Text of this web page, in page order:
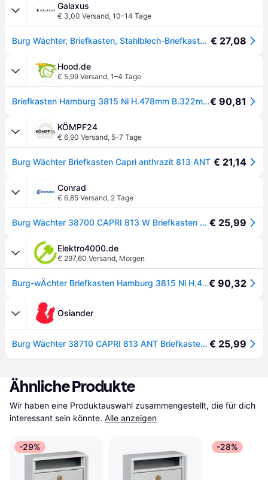
Galaxus
€ 3,00 Versand, 10–14 Tage
Burg Wächter, Briefkasten, Stahlblech-Briefkasten Capri 813 ANT (8 x 21.50 x 30.40cm) € 27,08
Hood.de
€ 5,99 Versand, 1–4 Tage
Briefkasten Hamburg 3815 Ni H.478mm B.322mm T.152mm DIN C4 BURG-WÄCHTER€ 90,81
KÖMPF24
€ 6,90 Versand, 5–7 Tage
Burg Wächter Briefkasten Capri anthrazit 813 ANT € 21,14
Conrad
€ 6,85 Versand, 2 Tage
Burg Wächter 38700 CAPRI 813 W Briefkasten Stahlblech Weiß Schlüsselschloss - [Weiß] € 25,99
Elektro4000.de
€ 297,60 Versand, Morgen
Burg-wÄchter Briefkasten Hamburg 3815 Ni H.478mm B.322mm T.152mm DIN C4 38130€ 90,32
Osiander
Burg Wächter 38710 CAPRI 813 ANT Briefkasten Stahlblech Anthrazit Schlüsselschloss € 25,99
Ähnliche Produkte
Wir haben eine Produktauswahl zusammengestellt, die für dich
interessant sein könnte. Alle anzeigen
-29% -28%